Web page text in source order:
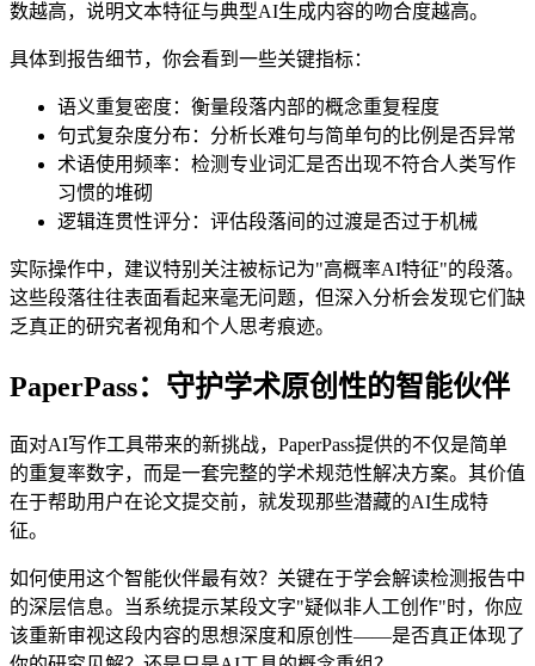
数越高，说明文本特征与典型AI生成内容的吻合度越高。
具体到报告细节，你会看到一些关键指标：
语义重复密度：衡量段落内部的概念重复程度
句式复杂度分布：分析长难句与简单句的比例是否异常
术语使用频率：检测专业词汇是否出现不符合人类写作
习惯的堆砌
逻辑连贯性评分：评估段落间的过渡是否过于机械
实际操作中，建议特别关注被标记为"高概率AI特征"的段落。
这些段落往往表面看起来毫无问题，但深入分析会发现它们缺
乏真正的研究者视角和个人思考痕迹。
PaperPass：守护学术原创性的智能伙伴
面对AI写作工具带来的新挑战，PaperPass提供的不仅是简单
的重复率数字，而是一套完整的学术规范性解决方案。其价值
在于帮助用户在论文提交前，就发现那些潜藏的AI生成特
征。
如何使用这个智能伙伴最有效？关键在于学会解读检测报告中
的深层信息。当系统提示某段文字"疑似非人工创作"时，你应
该重新审视这段内容的思想深度和原创性——是否真正体现了